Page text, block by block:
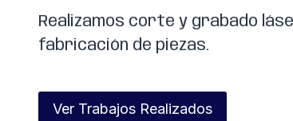
Realizamos corte y grabado
fabricación de piezas.
Ver Trabajos Realizados